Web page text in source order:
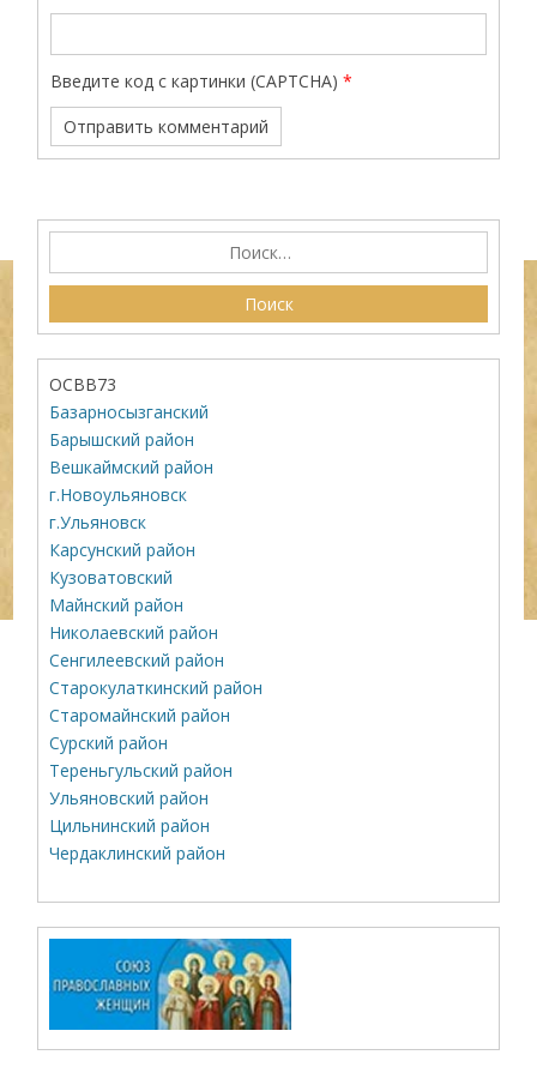
Введите код с картинки (CAPTCHA) *
ОСВВ73
Базарносызганский
Барышский район
Вешкаймский район
г.Новоульяновск
г.Ульяновск
Карсунский район
Кузоватовский
Майнский район
Николаевский район
Сенгилеевский район
Старокулаткинский район
Старомайнский район
Сурский район
Тереньгульский район
Ульяновский район
Цильнинский район
Чердаклинский район